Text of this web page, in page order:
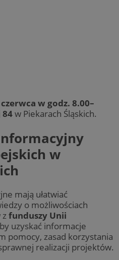
w godz. 8.00–
w Piekarach Śląskich.
w
mają ułatwiać
o możliwościach
zfunduszy Unii
uzyskać informacje
pomocy, zasad korzystania
realizacji projektów.